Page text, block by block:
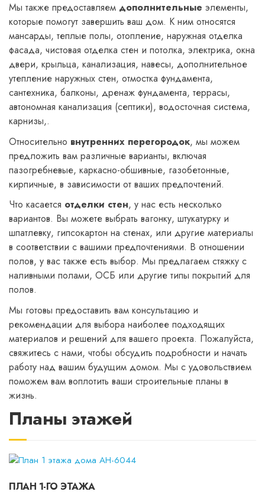
Мы также предоставляем дополнительные элементы,
которые помогут завершить ваш дом. К ним относятся
мансарды, теплые полы, отопление, наружная отделка
фасада, чистовая отделка стен и потолка, электрика, окна
двери, крыльца, канализация, навесы, дополнительное
утепление наружных стен, отмостка фундамента,
сантехника, балконы, дренаж фундамента, террасы,
автономная канализация (септики), водосточная система,
карнизы,.
Относительно внутренних перегородок, мы можем
предложить вам различные варианты, включая
пазогребневые, каркасно-обшивные, газобетонные,
кирпичные, в зависимости от ваших предпочтений.
Что касается отделки стен, у нас есть несколько
вариантов. Вы можете выбрать вагонку, штукатурку и
шпатлевку, гипсокартон на стенах, или другие материалы
в соответствии с вашими предпочтениями. В отношении
полов, у вас также есть выбор. Мы предлагаем стяжку с
наливными полами, ОСБ или другие типы покрытий для
полов.
Мы готовы предоставить вам консультацию и
рекомендации для выбора наиболее подходящих
материалов и решений для вашего проекта. Пожалуйста,
свяжитесь с нами, чтобы обсудить подробности и начать
работу над вашим будущим домом. Мы с удовольствием
поможем вам воплотить ваши строительные планы в
жизнь.
Планы этажей
ПЛАН 1-ГО ЭТАЖА